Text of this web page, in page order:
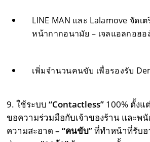
LINE MAN และ Lalamove จัดเ
หน้ากากอนามัย – เจลแอลกอฮอ
เพิ่มจำนวนคนขับ เพื่อรองรับ
9. ใช้ระบบ“Contactless” 100% ตั้ง
ขอความร่วมมือกับเจ้าของร้าน และพ
ความสะอาด – “คนขับ”ที่ทำหน้าที่รับอ